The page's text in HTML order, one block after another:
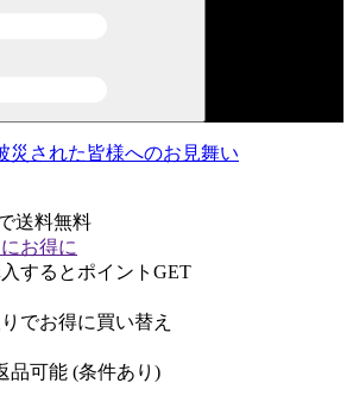
災された皆様へのお見舞い
送料無料
お得に
するとポイントGET
でお得に買い替え
品可能 (条件あり)